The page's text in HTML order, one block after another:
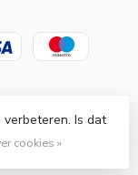
in elektrische
Is dat
cookies »